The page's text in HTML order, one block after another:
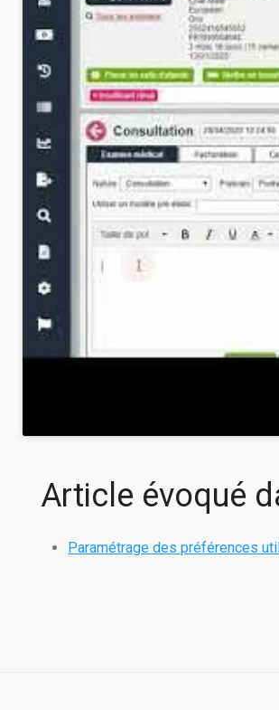
Article évoqué
Paramétrage des préférences